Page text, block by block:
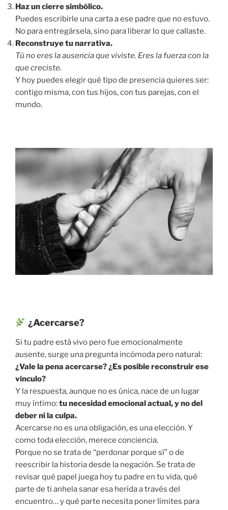
Haz un cierre simbólico.
Puedes escribirle una carta a ese padre que no estuvo.
No para entregársela, sino para liberar lo que callaste.
Reconstruye tu narrativa.
Tú no eres la ausencia que viviste. Eres la fuerza con la
que creciste.
Y hoy puedes elegir qué tipo de presencia quieres ser:
contigo misma, con tus hijos, con tus parejas, con el
mundo.
¿Acercarse?
Si tu padre está vivo pero fue emocionalmente
ausente, surge una pregunta incómoda pero natural:
¿Vale la pena acercarse? ¿Es posible reconstruir ese
vínculo?
Y la respuesta, aunque no es única, nace de un lugar
muy íntimo:tu necesidad emocional actual, y no del
deber ni la culpa.
Acercarse no es una obligación, es una elección. Y
como toda elección, merece conciencia.
Porque no se trata de “perdonar porque sí” o de
reescribir la historia desde la negación. Se trata de
revisar qué papel juega hoy tu padre en tu vida, qué
parte de ti anhela sanar esa herida a través del
encuentro… y qué parte necesita poner límites para